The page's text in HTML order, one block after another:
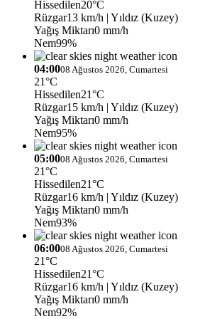
Hissedilen20°C
Rüzgar13 km/h | Yıldız (Kuzey)
Yağış Miktarı0 mm/h
Nem99%
04:0008 Ağustos 2026, Cumartesi
21°C
Hissedilen21°C
Rüzgar15 km/h | Yıldız (Kuzey)
Yağış Miktarı0 mm/h
Nem95%
05:0008 Ağustos 2026, Cumartesi
21°C
Hissedilen21°C
Rüzgar16 km/h | Yıldız (Kuzey)
Yağış Miktarı0 mm/h
Nem93%
06:0008 Ağustos 2026, Cumartesi
21°C
Hissedilen21°C
Rüzgar16 km/h | Yıldız (Kuzey)
Yağış Miktarı0 mm/h
Nem92%